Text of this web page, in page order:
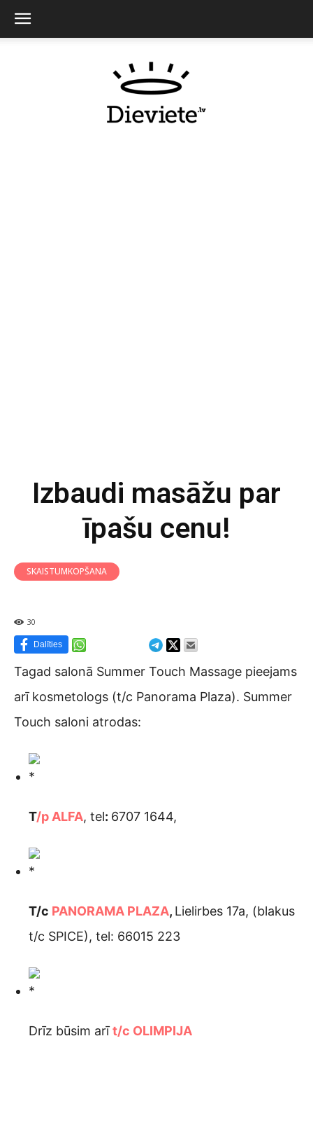
Izbaudi masāžu par
īpašu cenu!
SKAISTUMKOPŠANA
30
Dalīties
Tagad salonā Summer Touch Massage pieejams
arī kosmetologs (t/c Panorama Plaza). Summer
Touch saloni atrodas:
T/p ALFA, tel: 6707 1644,
T/c PANORAMA PLAZA, Lielirbes 17a, (blakus
t/c SPICE), tel: 66015 223
Drīz būsim arīt/c OLIMPIJA